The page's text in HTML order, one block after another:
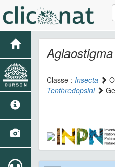
Classe : Insecta
Tenthredopsini